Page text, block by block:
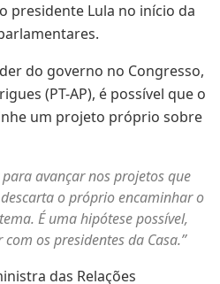
presidente Lula no início da
do governo no Congresso,
(PT-AP), é possível que o
um projeto próprio sobre
avançar nos projetos que
o próprio encaminhar o
É uma hipótese possível,
os presidentes da Casa.”
das Relações